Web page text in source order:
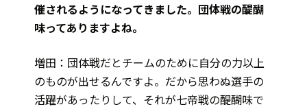
催されるようになってきました。団体戦の醍醐
味ってありますよね。
増田：団体戦だとチームのために自分の力以上
のものが出せるんですよ。だから思わぬ選手の
活躍があったりして、それが七帝戦の醍醐味で